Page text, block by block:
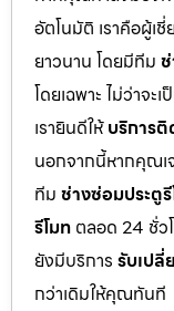
อัตโนมัติ เราคือผู้เ
ยาวนาน โดยมีทีม
โดยเฉพาะ ไม่ว่าจ
เรายินดีให้บริการ
นอกจากนี้หากคุณเ
ทีม ช่างซ่อมประตู
รีโมท ตลอด 24 ชั่ว
ยังมีบริการ รับเปลี่
กว่าเดิมให้คุณทันที